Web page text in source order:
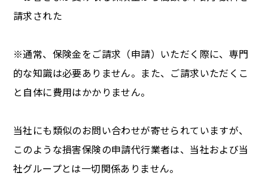
請求された
※通常、保険金をご請求（申請）いただく際に、専門
的な知識は必要ありません。また、ご請求いただくこ
と自体に費用はかかりません。
当社にも類似のお問い合わせが寄せられていますが、
このような損害保険の申請代行業者は、当社および当
社グループとは一切関係ありません。